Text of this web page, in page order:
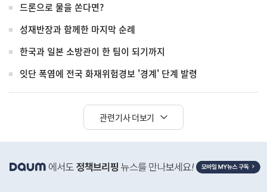
드론으로 물을 쏜다면?
성재반장과 함께한 마지막 순례
한국과 일본 소방관이 한 팀이 되기까지
잇단 폭염에 전국 화재위험경보 '경계' 단계 발령
관련기사 더보기
단